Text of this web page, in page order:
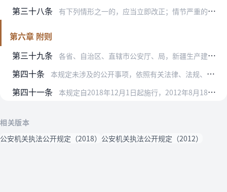
第三十八条 有下列情形之一的，应当立即改正；情节严重的，依照有关规定对主管人员和其他责任人员予以处理：
第六章 附则
第三十九条
各省、自治区、直辖市公安厅、局，新疆生产建设兵团公安局可以根据本规定，结合本地实际，制定实施细则。
第四十条 本规定未涉及的公开事项，依照有关法律、法规、规章和其他规范性文件的规定执行。
第四十一条 本规定自2018年12月1日起施行，2012年8月18日印发的《公安机关执法公开规定》同时废止。
相关版本
公安机关执法公开规定（2018） 公安机关执法公开规定（2012）